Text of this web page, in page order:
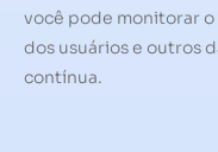
você pode monitorar
dos usuários e outros
contínua.